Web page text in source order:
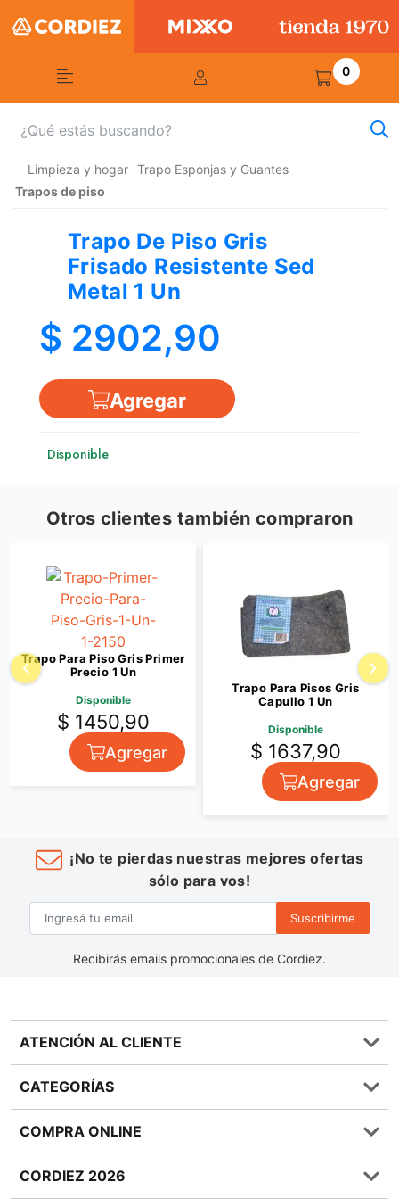
0
Limpieza y hogar Trapo Esponjas y Guantes
Trapos de piso
Trapo De Piso Gris
Frisado Resistente Sed
Metal 1 Un
$ 2902,90
Agregar
Disponible
Otros clientes también compraron
Trapo Para Piso Gris Primer
Precio 1 Un
Disponible
$ 1450,90
Agregar
Trapo Para Pisos Gris
Capullo 1 Un
Disponible
$ 1637,90
Agregar
¡No te pierdas nuestras mejores ofertas
sólo para vos!
Suscribirme
Recibirás emails promocionales de Cordiez.
ATENCIÓN AL CLIENTE
Preguntas frecuentes
0810 555 1970
Términos y condiciones
Política de Devoluciones
CATEGORÍAS
Bebidas
Lácteos
COMPRA ONLINE
Métodos de entrega
CORDIEZ 2026